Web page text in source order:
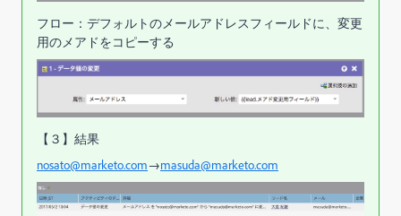
フロー：デフォルトのメールアドレスフィールドに、変更
用のメアドをコピーする
【３】結果
nosato@marketo.com→masuda@marketo.com